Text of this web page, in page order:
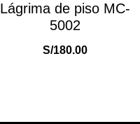
Lágrima de piso MC-
5002
S/180.00